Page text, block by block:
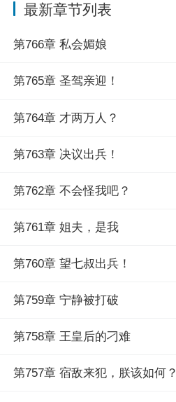
最新章节列表
第766章 私会媚娘
第765章 圣驾亲迎！
第764章 才两万人？
第763章 决议出兵！
第762章 不会怪我吧？
第761章 姐夫，是我
第760章 望七叔出兵！
第759章 宁静被打破
第758章 王皇后的刁难
第757章 宿敌来犯，朕该如何？